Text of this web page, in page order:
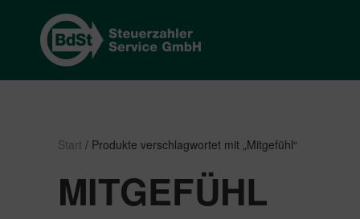
Start / Produkte verschlagwortet mit „Mitgefühl“
MITGEFÜHL